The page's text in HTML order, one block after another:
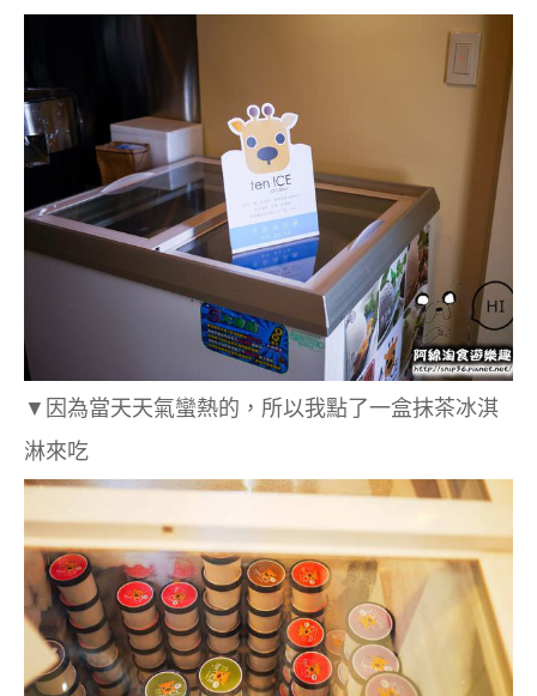
▼因為當天天氣蠻熱的，所以我點了一盒抹茶冰淇
淋來吃